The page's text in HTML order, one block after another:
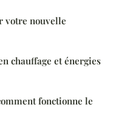
votre nouvelle
chauffage et énergies
fonctionne le